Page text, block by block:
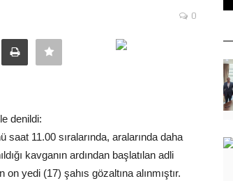
0
denildi:
11.00 sıralarında, aralarında daha
kavganın ardından başlatılan adli
yedi (17) şahıs gözaltına alınmıştır.